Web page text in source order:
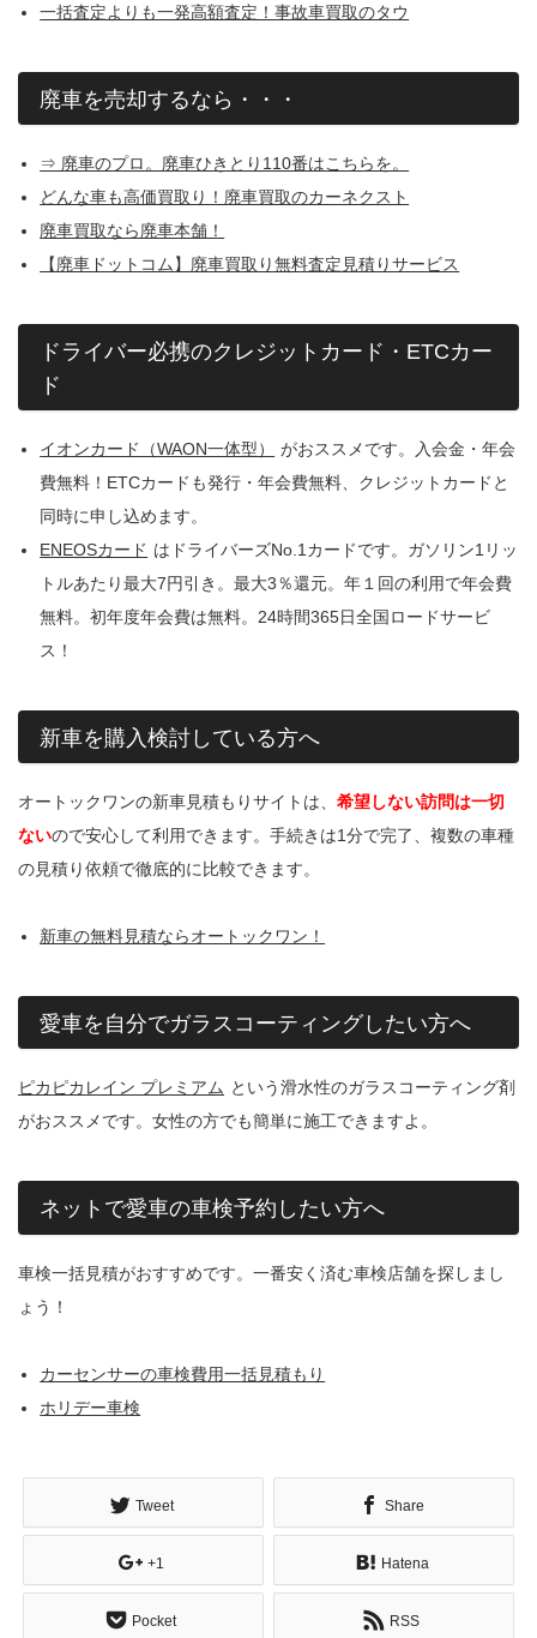
一括査定よりも一発高額査定！事故車買取のタウ
廃車を売却するなら・・・
⇒ 廃車のプロ。廃車ひきとり110番はこちらを。
どんな車も高価買取り！廃車買取のカーネクスト
廃車買取なら廃車本舗！
【廃車ドットコム】廃車買取り無料査定見積りサービス
ドライバー必携のクレジットカード・ETCカー
ド
イオンカード（WAON一体型）
がおススメです。入会金・年会
費無料！ETCカードも発行・年会費無料、クレジットカードと
同時に申し込めます。
ENEOSカード はドライバーズNo.1カードです。ガソリン1リッ
トルあたり最大7円引き。最大3％還元。年１回の利用で年会費
無料。初年度年会費は無料。24時間365日全国ロードサービ
ス！
新車を購入検討している方へ
オートックワンの新車見積もりサイトは、 希望しない訪問は一切
ないので安心して利用できます。手続きは1分で完了、複数の車種
の見積り依頼で徹底的に比較できます。
新車の無料見積ならオートックワン！
愛車を自分でガラスコーティングしたい方へ
ピカピカレイン プレミアム という滑水性のガラスコーティング剤
がおススメです。女性の方でも簡単に施工できますよ。
ネットで愛車の車検予約したい方へ
車検一括見積がおすすめです。一番安く済む車検店舗を探しまし
ょう！
カーセンサーの車検費用一括見積もり
ホリデー車検
Tweet Share
+1 Hatena
Pocket RSS